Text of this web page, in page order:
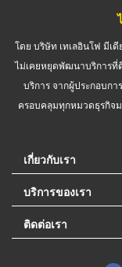
โดย บริษัท เทเลอินโฟ มีเ
ไม่เคยหยุดพัฒนาบริการที่
บริการ จากผู้ประกอบก
ครอบคลุมทุกหมวดธุรกิจ
เกี่ยวกับเรา
บริการของเรา
ติดต่อเรา